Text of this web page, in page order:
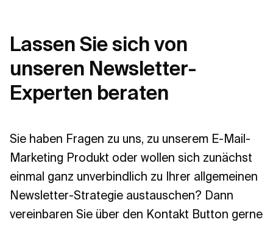
Lassen Sie sich von
unseren Newsletter-
Experten beraten
Sie haben Fragen zu uns, zu unserem E-Mail-
Marketing Produkt oder wollen sich zunächst
einmal ganz unverbindlich zu Ihrer allgemeinen
Newsletter-Strategie austauschen? Dann
vereinbaren Sie über den Kontakt Button gerne